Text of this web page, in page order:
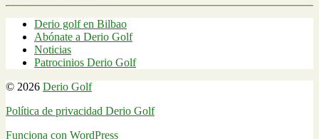
Derio golf en Bilbao
Abónate a Derio Golf
Noticias
Patrocinios Derio Golf
© 2026 Derio Golf
Política de privacidad Derio Golf
Funciona con WordPress